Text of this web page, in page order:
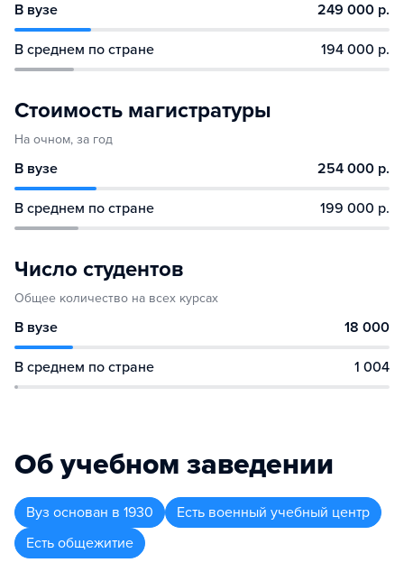
В вузе 249 000 р.
В среднем по стране 194 000 р.
Стоимость магистратуры
На очном, за год
В вузе 254 000 р.
В среднем по стране 199 000 р.
Число студентов
Общее количество на всех курсах
В вузе 18 000
В среднем по стране 1 004
Об учебном заведении
Вуз основан в 1930
Есть военный учебный центр
Есть общежитие